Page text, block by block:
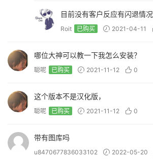
目前没有客户反应有闪退情况
Roit 已购买 2021-04-11
哪位大神可以教一下我怎么安装？
聪呢 已购买 2021-11-12 0
这个版本不是汉化版，
聪呢 已购买 2021-11-12 0
带有图库吗
u8470677836033102 2022-05-20